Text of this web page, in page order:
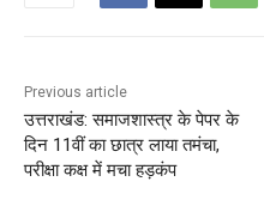
Previous article
उत्तराखंड: समाजशास्त्र के पेपर के
दिन 11वीं का छात्र लाया तमंचा,
परीक्षा कक्ष में मचा हड़कंप